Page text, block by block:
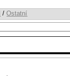
/Ostatní